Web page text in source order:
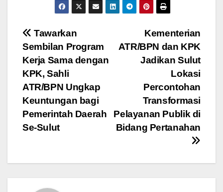
Navigasi
pos
Kementerian
ATR/BPN dan KPK
Jadikan Sulut
Lokasi
Percontohan
Transformasi
Pelayanan Publik di
Bidang Pertanahan
Tawarkan
Sembilan Program
Kerja Sama dengan
KPK, Sahli
ATR/BPN Ungkap
Keuntungan bagi
Pemerintah Daerah
Se-Sulut